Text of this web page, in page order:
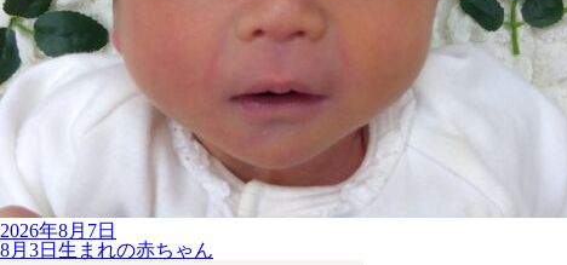
2026年8月7日
8月3日生まれの赤ちゃん